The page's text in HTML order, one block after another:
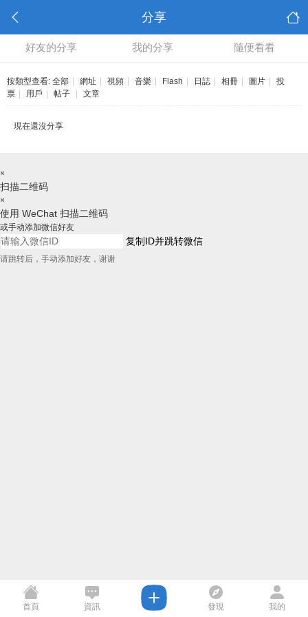
分享
好友的分享 我的分享 隨便看看
按類型查看: 全部 網址 視頻 音樂 Flash 日誌 相冊 圖片
投
票
用戶 帖子 文章
現在還沒分享
×
扫描二维码
×
使用 WeChat 扫描二维码
或手动添加微信好友
复制ID并跳转微信
请跳转后，手动添加好友，谢谢
首頁 資訊 發現 我的